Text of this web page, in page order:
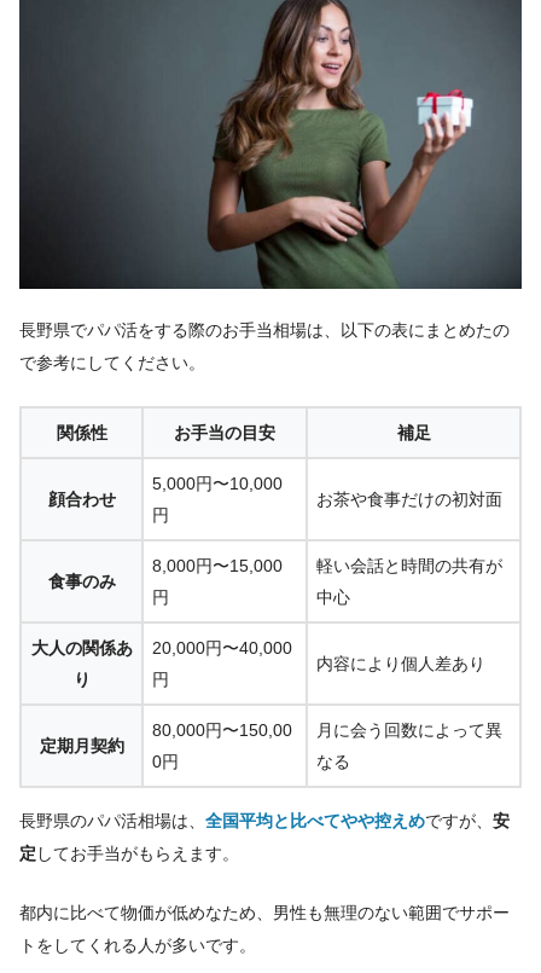
長野県でパパ活をする際のお手当相場は、以下の表にまとめたの
で参考にしてください。
関係性 お手当の目安 補足
顔合わせ
5,000円〜10,000
円
お茶や食事だけの初対面
食事のみ
8,000円〜15,000
円
軽い会話と時間の共有が
中心
大人の関係あ
り
20,000円〜40,000
円
内容により個人差あり
定期月契約
80,000円〜150,00
0円
月に会う回数によって異
なる
長野県のパパ活相場は、 全国平均と比べてやや控えめですが、 安
定 してお手当がもらえます。
都内に比べて物価が低めなため、男性も無理のない範囲でサポー
トをしてくれる人が多いです。